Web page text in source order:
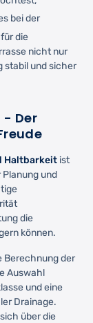
bei der
die
nicht nur
stabil und sicher
- Der
Haltbarkeit ist
und
die
können.
Berechnung der
Auswahl
und eine
Drainage.
über die